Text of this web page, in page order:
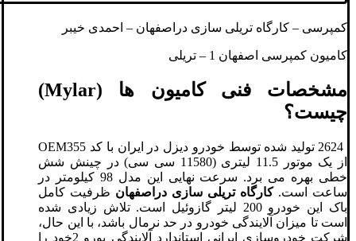
کمپرسی – کارگاه تریلی سازی دراصفهان – احمدی خیبر
کامیون کمپرسی اصفهان 1 – تریلی
مشخصات فنی کامیون ها (Mylar)
چیست؟
2624 تولید شده توسط خودرو دیزل در ایران با کد OEM355
از یک موتور 11.5 لیتری (11580 سی سی) در چینش شش
خطی بهره می برد. سرعت نهایی این مدل 98 کیلومتر در
ساعت است.کارگاه تریلی سازی دراصفهان ظرفیت کامل
باک این خودرو 200 لیتر گازوئیل است. تلاش زیادی شده
است تا میزان آلایندگی خودرو در حد نرمال باشد، با این حال،
شرکت خودروسازی ایرانی استاندارد آلایندگی یورو 2خود را